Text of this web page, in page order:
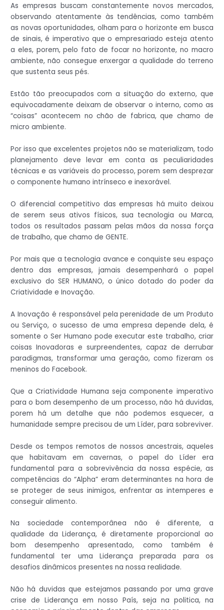
As empresas buscam constantemente novos mercados,
observando atentamente às tendências, como também
as novas oportunidades, olham para o horizonte em busca
de sinais, é imperativo que o empresariado esteja atento
a eles, porem, pelo fato de focar no horizonte, no macro
ambiente, não consegue enxergar a qualidade do terreno
que sustenta seus pés.
Estão tão preocupados com a situação do externo, que
equivocadamente deixam de observar o interno, como as
“coisas” acontecem no chão de fabrica, que chamo de
micro ambiente.
Por isso que excelentes projetos não se materializam, todo
planejamento deve levar em conta as peculiaridades
técnicas e as variáveis do processo, porem sem desprezar
o componente humano intrínseco e inexorável.
O diferencial competitivo das empresas há muito deixou
de serem seus ativos físicos, sua tecnologia ou Marca,
todos os resultados passam pelas mãos da nossa força
de trabalho, que chamo de GENTE.
Por mais que a tecnologia avance e conquiste seu espaço
dentro das empresas, jamais desempenhará o papel
exclusivo do SER HUMANO, o único dotado do poder da
Criatividade e Inovação.
A Inovação é responsável pela perenidade de um Produto
ou Serviço, o sucesso de uma empresa depende dela, é
somente o Ser Humano pode executar este trabalho, criar
coisas Inovadoras e surpreendentes, capaz de derrubar
paradigmas, transformar uma geração, como fizeram os
meninos do Facebook.
Que a Criatividade Humana seja componente imperativo
para o bom desempenho de um processo, não há duvidas,
porem há um detalhe que não podemos esquecer, a
humanidade sempre precisou de um Líder, para sobreviver.
Desde os tempos remotos de nossos ancestrais, aqueles
que habitavam em cavernas, o papel do Líder era
fundamental para a sobrevivência da nossa espécie, as
competências do “Alpha” eram determinantes na hora de
se proteger de seus inimigos, enfrentar as intemperes e
conseguir alimento.
Na sociedade contemporânea não é diferente, a
qualidade da Liderança, é diretamente proporcional ao
bom desempenho apresentado, como também é
fundamental ter uma Liderança preparada para os
desafios dinâmicos presentes na nossa realidade.
Não há duvidas que estejamos passando por uma grave
crise de Liderança em nosso País, seja na politica, na